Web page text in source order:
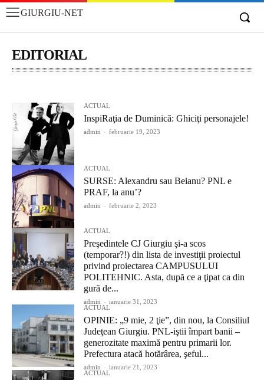
GIURGIU-NET
EDITORIAL
ACTUAL
InspiRaţia de Duminică: Ghiciţi personajele!
admin - februarie 19, 2023
ACTUAL
SURSE: Alexandru sau Beianu? PNL e
PRAF, la anu’?
admin - februarie 2, 2023
ACTUAL
Preşedintele CJ Giurgiu şi-a scos
(temporar?!) din lista de investiţii proiectul
privind proiectarea CAMPUSULUI
POLITEHNIC. Asta, după ce a ţipat ca din
gură de...
admin - ianuarie 31, 2023
ACTUAL
OPINIE: „9 mie, 2 ţie”, din nou, la Consiliul
Judeţean Giurgiu. PNL-iştii împart banii –
generozitate maximă pentru primarii lor.
Prefectura atacă hotărârea, şeful...
admin - ianuarie 21, 2023
ACTUAL